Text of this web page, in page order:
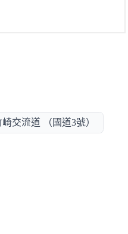
崎交流道 （國道3號）